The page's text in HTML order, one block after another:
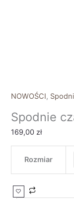
NOWOŚCI,
Spodnie
169,00zł
Rozmiar